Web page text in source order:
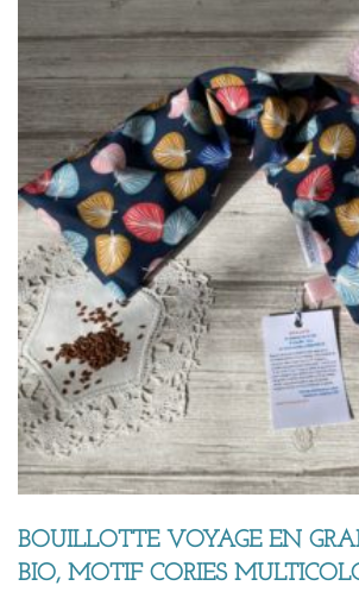
BOUILLOTTE VOYAGE EN
BIO, MOTIF CORIES